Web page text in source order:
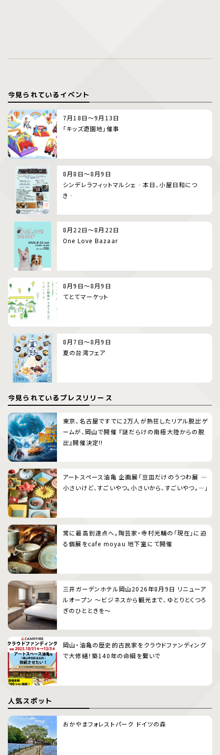
今見られているイベント
7月18日～9月13日
「キッズ遊園地」催事
8月8日～8月9日
シンデレラフィットマルシェ‐本日、小屋日和につ
き‐
8月22日～8月22日
One Love Bazaar
8月9日～8月9日
てとてマーケット
8月7日～8月9日
夏の台湾フェア
今見られているプレスリリース
東京、名古屋ですでに2万人が熱狂したリアル脱出ゲ
ームが、岡山で開催 『謎だらけの南極大陸からの脱
出』開催決定!!
アートスペース油亀 企画展「豆皿だけのうつわ展 ―
小さいけど、すごいやつ。小さいから、すごいやつ。―」
常に最高到達点へ。陶芸家・寺村光輔の「現在」に迫
る個展をcafe moyau 地下室にて開催
三井ガーデンホテル岡山2026年8月9日 リニューア
ルオープン 〜ビジネスから観光まで、ゆとりとくつろ
ぎのひとときを〜
岡山・油亀の歴史的古民家をクラウドファンディング
で大修繕！築140年の命綱を繋いで
人気スポット
おかやまフォレストパーク ドイツの森